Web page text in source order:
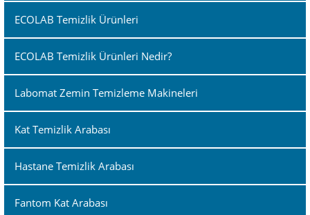
ECOLAB Temizlik Ürünleri
ECOLAB Temizlik Ürünleri Nedir?
Labomat Zemin Temizleme Makineleri
Kat Temizlik Arabası
Hastane Temizlik Arabası
Fantom Kat Arabası